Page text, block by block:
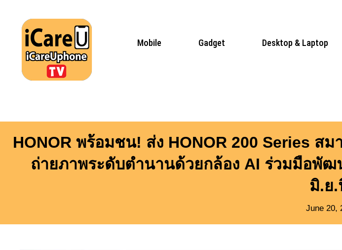
content
Mobile Gadget Desktop & Laptop
HONOR พร้อมชน! ส่ง HONOR 200 Series ส
ถ่ายภาพระดับตำนานด้วยกล้อง AI ร่วมมือพัฒ
มิ.ย.
June 20,